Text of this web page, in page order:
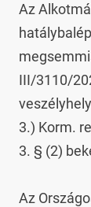
Az
III/3110/
3.) Korm.
3. § (2)
Az